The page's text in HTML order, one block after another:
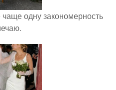
одну закономерность